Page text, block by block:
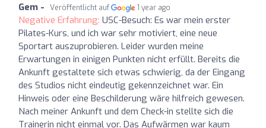
Gem - Veröffentlicht auf 1 year ago
Negative Erfahrung: USC-Besuch: Es war mein erster
Pilates-Kurs, und ich war sehr motiviert, eine neue
Sportart auszuprobieren. Leider wurden meine
Erwartungen in einigen Punkten nicht erfüllt. Bereits die
Ankunft gestaltete sich etwas schwierig, da der Eingang
des Studios nicht eindeutig gekennzeichnet war. Ein
Hinweis oder eine Beschilderung wäre hilfreich gewesen.
Nach meiner Ankunft und dem Check-in stellte sich die
Trainerin nicht einmal vor. Das Aufwärmen war kaum